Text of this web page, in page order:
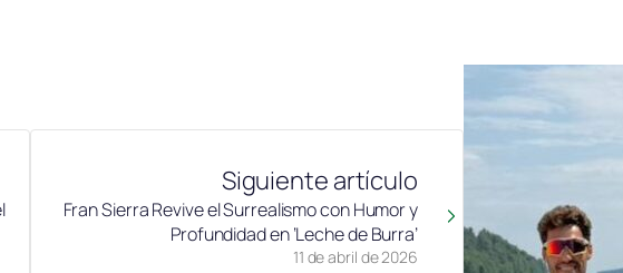
Siguiente artículo
11 de abril de 2026
Fran Sierra Revive el Surrealismo con Humor y
Profundidad en ‘Leche de Burra’